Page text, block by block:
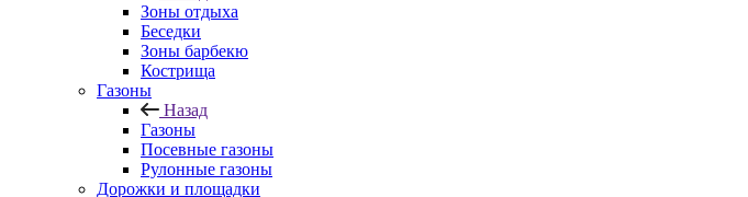
Зоны отдыха
Беседки
Зоны барбекю
Кострища
Газоны
Назад
Газоны
Посевные газоны
Рулонные газоны
Дорожки и площадки